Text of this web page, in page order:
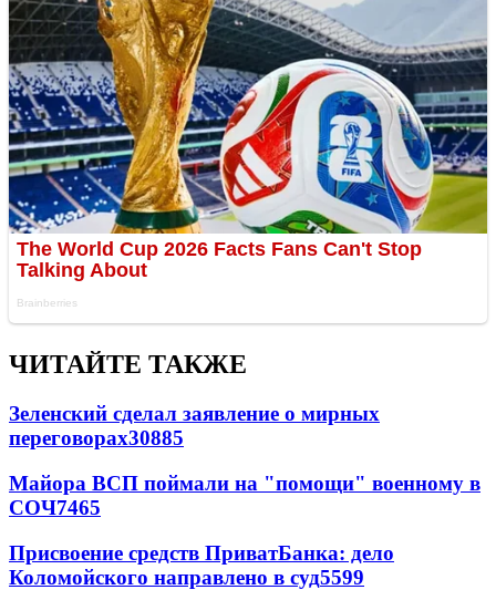
ЧИТАЙТЕ ТАКЖЕ
Зеленский сделал заявление о мирных
переговорах30885
Майора ВСП поймали на "помощи" военному в
СОЧ7465
Присвоение средств ПриватБанка: дело
Коломойского направлено в суд5599